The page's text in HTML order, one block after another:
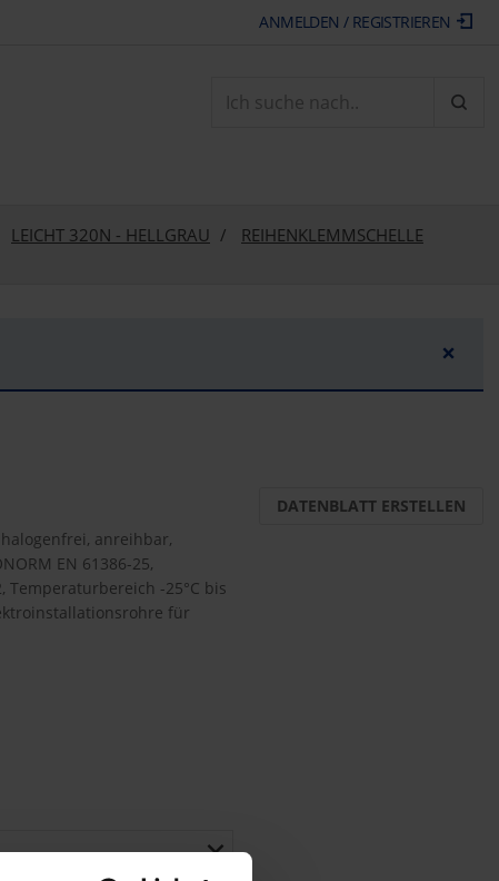
ANMELDEN / REGISTRIEREN
LEICHT 320N - HELLGRAU
REIHENKLEMMSCHELLE
×
anreihbar,
EN 61386-25,
Temperaturbereich -25°C bis
für
DATENBLATT ERSTELLEN